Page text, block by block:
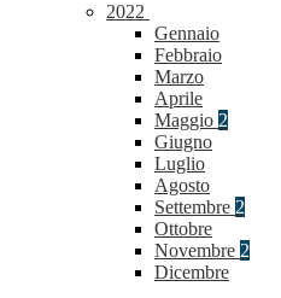
2022
Gennaio
Febbraio
Marzo
Aprile
Maggio 2
Giugno
Luglio
Agosto
Settembre 2
Ottobre
Novembre 2
Dicembre